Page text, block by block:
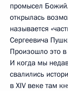
промысел
открылась
называется
Сергеевича
Произошло это
И когда мы
свалились
в XIV веке там